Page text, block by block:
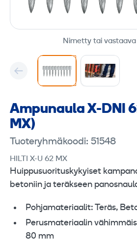
Nimetty tai
Ampunaula X-DNI
MX)
Tuoteryhmäkoodi: 51548
HILTI X-U 62 MX
Huippusuorituskykyiset
betoniin ja teräkseen
Pohjamateriaalit: Teräs,
Perusmateriaalin
80 mm